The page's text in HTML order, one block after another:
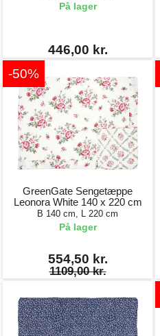
På lager
446,00 kr.
-50%
GreenGate Sengetæppe
Leonora White 140 x 220 cm
B 140 cm, L 220 cm
På lager
554,50 kr.
1109,00 kr.